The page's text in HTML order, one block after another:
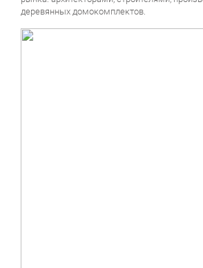
деревянных домокомплектов.